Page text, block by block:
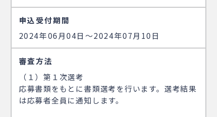
申込受付期間
2024年06月04日〜2024年07月10日
審査方法
（１）第１次選考
応募書類をもとに書類選考を行います。選考結果
は応募者全員に通知します。